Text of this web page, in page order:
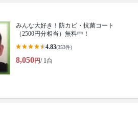
みんな大好き！防カビ・抗菌コート
（2500円分相当）無料中！
4.83(353件)
8,050円/ 1台